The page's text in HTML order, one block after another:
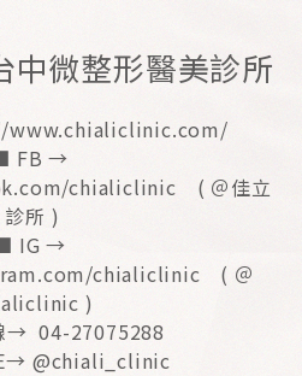
中微整形醫美診所
FB →
chialiclinic ( ＠佳立
診所 )
IG →
chialiclinic ( ＠
)
→ 04-27075288
@chiali_clinic